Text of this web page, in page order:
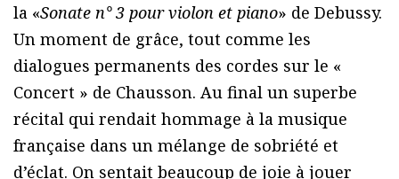
la «Sonate n° 3 pour violon et piano» de Debussy.
Un moment de grâce, tout comme les
dialogues permanents des cordes sur le «
Concert » de Chausson. Au final un superbe
récital qui rendait hommage à la musique
française dans un mélange de sobriété et
d’éclat. On sentait beaucoup de joie à jouer